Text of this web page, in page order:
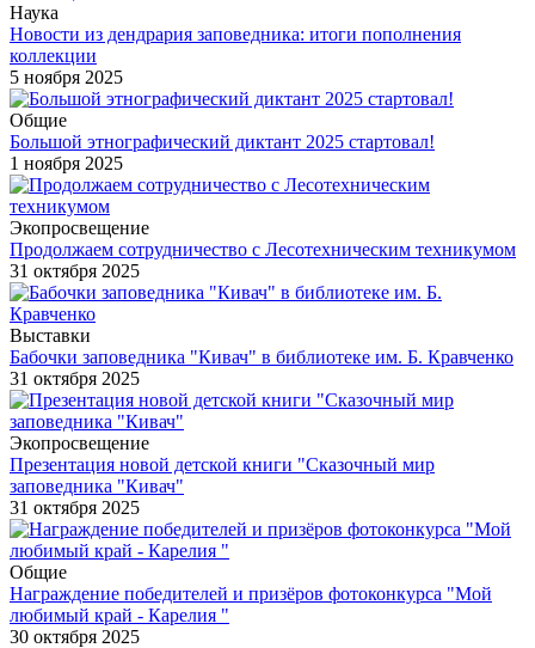
Наука
Новости из дендрария заповедника: итоги пополнения
коллекции
5 ноября 2025
Общие
Большой этнографический диктант 2025 стартовал!
1 ноября 2025
Экопросвещение
Продолжаем сотрудничество с Лесотехническим техникумом
31 октября 2025
Выставки
Бабочки заповедника "Кивач" в библиотеке им. Б. Кравченко
31 октября 2025
Экопросвещение
Презентация новой детской книги "Сказочный мир
заповедника "Кивач"
31 октября 2025
Общие
Награждение победителей и призёров фотоконкурса "Мой
любимый край - Карелия "
30 октября 2025